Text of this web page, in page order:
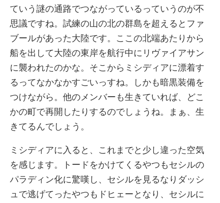
ていう謎の通路でつながっているっていうのが不
思議ですね。試練の山の北の群島を超えるとファ
ブールがあった大陸です。ここの北端あたりから
船を出して大陸の東岸を航行中にリヴァイアサン
に襲われたのかな。そこからミシディアに漂着す
るってなかなかすごいっすね。しかも暗黒装備を
つけながら。他のメンバーも生きていれば、どこ
かの町で再開したりするのでしょうね。まぁ、生
きてるんでしょう。
ミシディアに入ると、これまでと少し違った空気
を感じます。トードをかけてくるやつもセシルの
パラディン化に驚嘆し、セシルを見るなりダッシ
ュで逃げてったやつもドヒェーとなり、セシルに